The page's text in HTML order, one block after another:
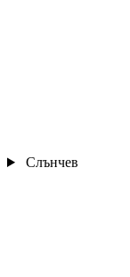
Слънчев